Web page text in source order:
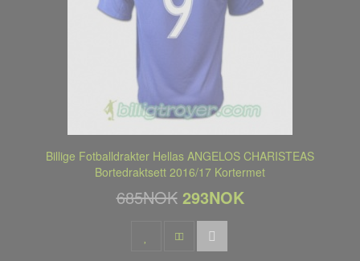
Billige Fotballdrakter Hellas ANGELOS CHARISTEAS
Bortedraktsett 2016/17 Kortermet
685NOK 293NOK